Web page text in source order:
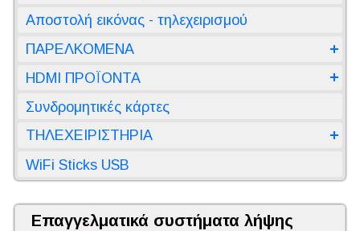
Αποστολή εικόνας - τηλεχειρισμού
ΠΑΡΕΛΚΟΜΕΝΑ
HDMI ΠΡΟΪΟΝΤΑ
Συνδρομητικές κάρτες
ΤΗΛΕΧΕΙΡΙΣΤΗΡΙΑ
WiFi Sticks USB
Επαγγελματικά συστήματα λήψης